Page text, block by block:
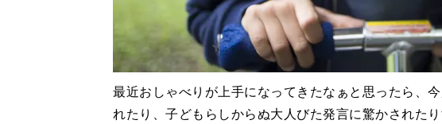
最近おしゃべりが上手になってきたなぁと思ったら、
れたり、子どもらしからぬ大人びた発言に驚かされた